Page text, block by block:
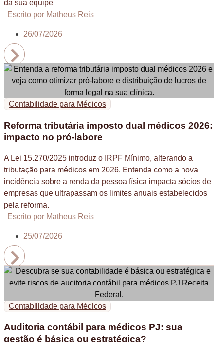
da sua equipe.
Escrito por Matheus Reis
26/07/2026
Contabilidade para Médicos
Reforma tributária imposto dual médicos 2026:
impacto no pró-labore
A Lei 15.270/2025 introduz o IRPF Mínimo, alterando a
tributação para médicos em 2026. Entenda como a nova
incidência sobre a renda da pessoa física impacta sócios de
empresas que ultrapassam os limites anuais estabelecidos
pela reforma.
Escrito por Matheus Reis
25/07/2026
Contabilidade para Médicos
Auditoria contábil para médicos PJ: sua
gestão é básica ou estratégica?